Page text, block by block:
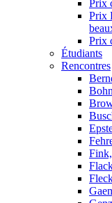
Prix
Prix
Prix
Étudiants
Rencontres